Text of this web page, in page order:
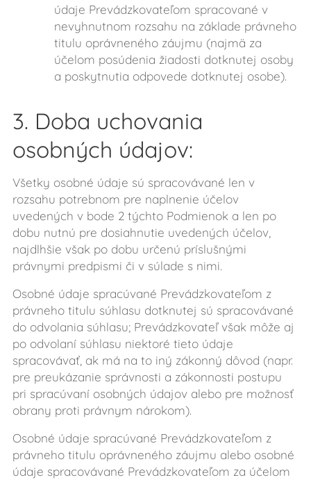
údaje Prevádzkovateľom spracované v
nevyhnutnom rozsahu na základe právneho
titulu oprávneného záujmu (najmä za
účelom posúdenia žiadosti dotknutej osoby
a poskytnutia odpovede dotknutej osobe).
3. Doba uchovania
osobných údajov:
Všetky osobné údaje sú spracovávané len v
rozsahu potrebnom pre naplnenie účelov
uvedených v bode 2 týchto Podmienok a len po
dobu nutnú pre dosiahnutie uvedených účelov,
najdlhšie však po dobu určenú príslušnými
právnymi predpismi či v súlade s nimi.
Osobné údaje spracúvané Prevádzkovateľom z
právneho titulu súhlasu dotknutej sú spracovávané
do odvolania súhlasu; Prevádzkovateľ však môže aj
po odvolaní súhlasu niektoré tieto údaje
spracovávať, ak má na to iný zákonný dôvod (napr.
pre preukázanie správnosti a zákonnosti postupu
pri spracúvaní osobných údajov alebo pre možnosť
obrany proti právnym nárokom).
Osobné údaje spracúvané Prevádzkovateľom z
právneho titulu oprávneného záujmu alebo osobné
údaje spracovávané Prevádzkovateľom za účelom